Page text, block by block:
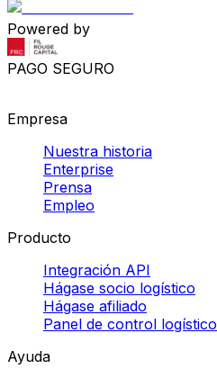
Powered by
PAGO SEGURO
Empresa
Nuestra historia
Enterprise
Prensa
Empleo
Producto
Integración API
Hágase socio logístico
Hágase afiliado
Panel de control logístico
Ayuda